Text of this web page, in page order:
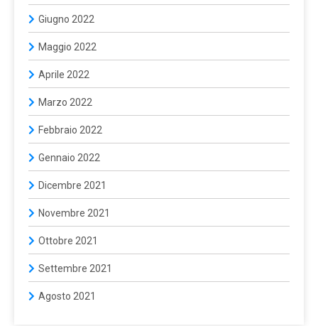
Giugno 2022
Maggio 2022
Aprile 2022
Marzo 2022
Febbraio 2022
Gennaio 2022
Dicembre 2021
Novembre 2021
Ottobre 2021
Settembre 2021
Agosto 2021